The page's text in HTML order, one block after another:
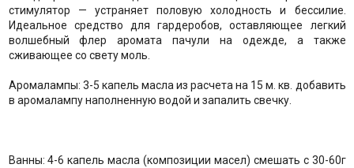
стимулятор — устраняет половую холодность и бессилие.
Идеальное средство для гардеробов, оставляющее легкий
волшебный флер аромата пачули на одежде, а также
сживающее со свету моль.
Аромалампы: 3-5 капель масла из расчета на 15 м. кв. добавить
в аромалампу наполненную водой и запалить свечку.
Ванны: 4-6 капель масла (композиции масел) смешать с 30-60г